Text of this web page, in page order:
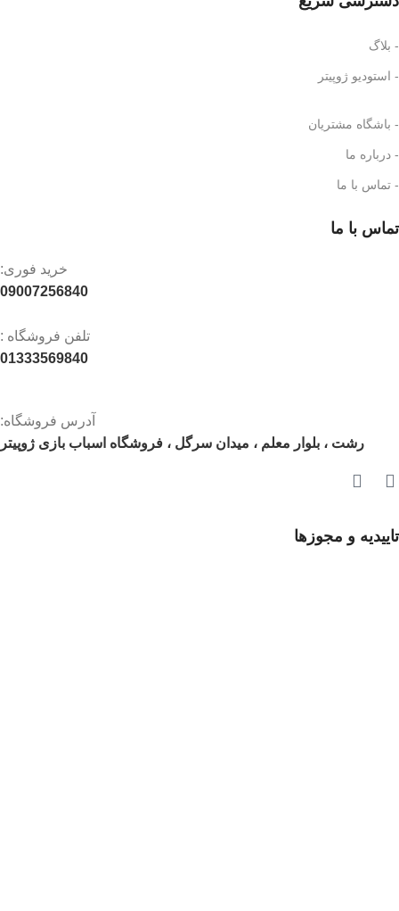
- بلاگ
- استودیو ژوپیتر
- باشگاه مشتریان
- درباره ما
- تماس با ما
تماس با ما
خرید فوری:
09007256840
تلفن فروشگاه :
01333569840
آدرس فروشگاه:
رشت ، بلوار معلم ، میدان سرگل ، فروشگاه اسباب بازی ژوپیتر
تاییدیه و مجوزها